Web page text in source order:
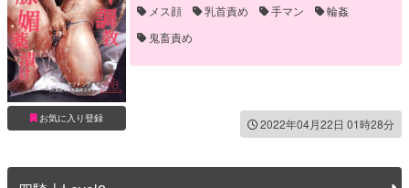
お気に入り登録
メス顔 乳首責め 手マン
輪姦
鬼畜責め
2022年04月22日 01時28分